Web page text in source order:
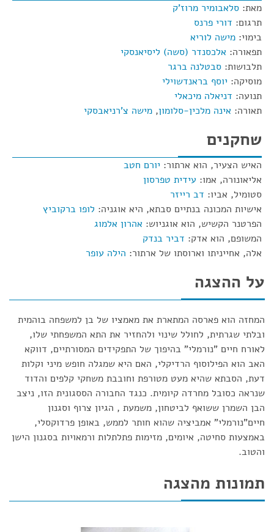
מאת: סלאבומיר מרוז'ק
תרגום: דורי פרנס
בימוי: מישה לוריא
תפאורה: אלכסנדר (סשה) ליסיאנסקי
תלבושות: סבטלנה ברגר
מוסיקה: יוסף בראנדשוילי
תנועה: דניאלה מיכאלי
תאורה: אינה מלכין-סלומון, מישה צ'רניאבסקי
שחקנים
האיש הצעיר, הוא ארתור: יורם חטב
אליאונורה, אמו: עידית טפרסון
סטומיל, אביו: דב רייזר
אישיות המכונה בנתיים סבתא, היא אוגניה: לופו ברקוביץ
הפרטנר הקשיש, הוא אוגניוש: אהרון אלמוג
המשופם, הוא אדק: דביר בנדק
אלה, אחייניתו וארוסתו של ארתור: הילה עופר
על ההצגה
המחזה הוא פארסה המתארת את מאמציו של בן למשפחה בוהמית
ובלתי שגרתית, לחולל שינוי ולהחזיר את התא המשפחתי שלו,
לאורח חיים "נורמלי" בהיפוך של התפקידים המסורתיים, דווקא
האב הוא הפילוסוף הרדיקלי, האם היא שמגלה חופש מיני וקלות
דעת, הסבתא שהיא מעט מטורפת וחובבת משחקי קלפים והדוד
שנראה כסובל מחרדה קיומית. כנגד החבורה הססגונית הזו, ניצב
הבן השמרן ששואף לביטחון, משמעת , הגיון צרוף וסגנון
חיים"נורמלי" אמביציה שהוא חותר לממש, באופן פרדוקסלי,
באמצעות סחיטה, איומים, מזימות פתלתלות ורמאויות בסגנון הישן
והטוב.
תמונות מהצגה